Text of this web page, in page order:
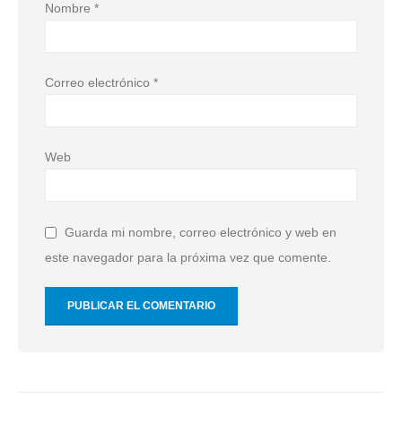
Nombre *
Correo electrónico *
Web
Guarda mi nombre, correo electrónico y web en
este navegador para la próxima vez que comente.